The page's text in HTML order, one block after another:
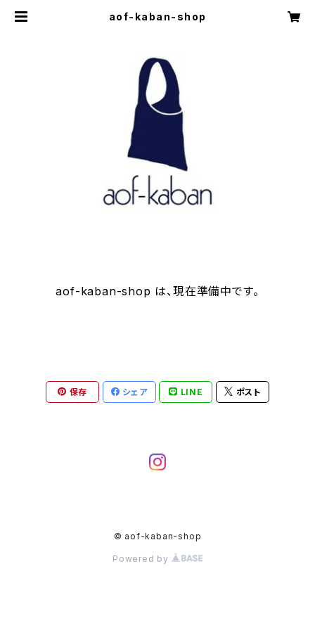
aof-kaban-shop
aof-kaban-shop は、現在準備中です。
保存 シェア LINE ポスト
© aof-kaban-shop
Powered by